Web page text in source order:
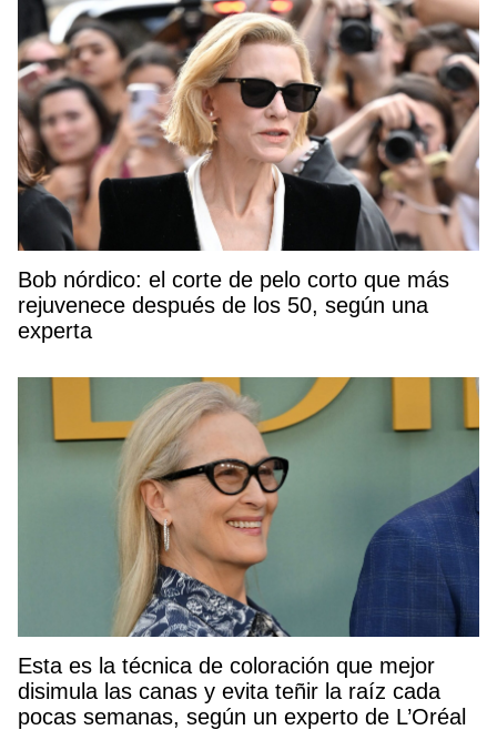
Bob nórdico: el corte de pelo corto que más
rejuvenece después de los 50, según una
experta
Esta es la técnica de coloración que mejor
disimula las canas y evita teñir la raíz cada
pocas semanas, según un experto de L’Oréal